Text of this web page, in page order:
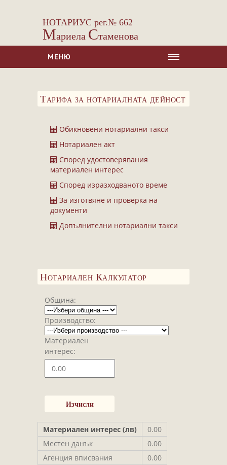
НОТАРИУС рег.№ 662
Мариела Стаменова
МЕНЮ
ЗА НАС
Сделки с недвижими имоти
Сделки с МПС
Ипотеки
Удостоверявания
Нотариални покани
Констативни протоколи
Завещания
БЛАНКИ
ТАКСИ
ПОЛЕЗНА ИНФОРМАЦИЯ
КОНТАКТИ
Тарифа за нотариалната дейност
Обикновени нотариални такси
Нотариален акт
Според удостоверявания
материален интерес
Според изразходваното време
За изготвяне и проверка на
документи
Допълнителни нотариални такси
Нотариален Калкулатор
Община:
Производство:
Материален
интерес:
Материален интерес (лв)
0.00
Местен данък
0.00
Агенция вписвания
0.00